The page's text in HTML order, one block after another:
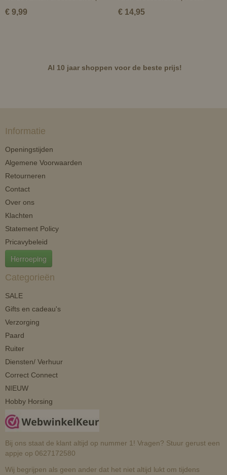
€ 9,99 € 14,95
Al 10 jaar shoppen voor de beste prijs!
Informatie
Openingstijden
Algemene Voorwaarden
Retourneren
Contact
Over ons
Klachten
Statement Policy
Pricavybeleid
Herroeping
Categorieën
SALE
Gifts en cadeau's
Verzorging
Paard
Ruiter
Diensten/ Verhuur
Correct Connect
NIEUW
Hobby Horsing
Bij ons staat de klant altijd op nummer 1! Vragen? Stuur gerust een
appje op 0627172580
Wij begrijpen als geen ander dat het niet altijd lukt om tijdens